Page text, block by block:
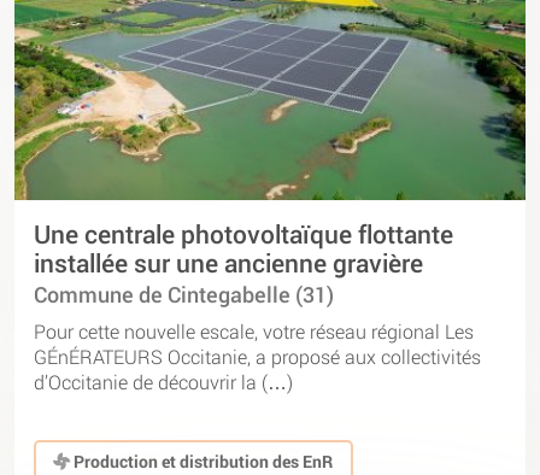
Une centrale photovoltaïque flottante
installée sur une ancienne gravière
Commune de Cintegabelle (31)
Pour cette nouvelle escale, votre réseau régional Les
GÉnÉRATEURS Occitanie, a proposé aux collectivités
d’Occitanie de découvrir la (…)
Production et distribution des EnR